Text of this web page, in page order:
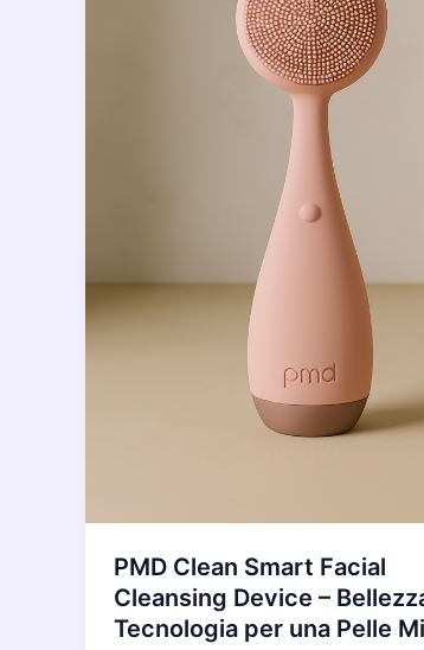
PMD Clean Smart Facial
Cleansing Device –
Tecnologia per una Pelle